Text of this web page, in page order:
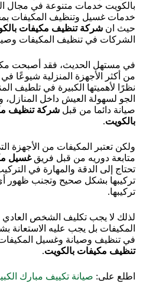
بالكويت خدمات متنوعة في مجال
خدمات غسيل وتنظيف المكيفات
حيث ان شركة تنظيف مكيفات
الشركات في تنظيف المكيفات
في مستهل الحديث، فقد أصبحت
من أكثر الأجهزة المنزلية شيوعًا في
نظرًا لأهميتها الكبيرة في تلطيف
الجو لسهولة العيش داخل المنازل،
صيانة دائما من قبل شركة تنظيف
بالكويت.
ولكن تعتبر المكيفات من الأجهزة
متابعة دوريه من قبل فريقغسيل
تحتاج إلى الدقة والمهارة في
تركيبها بشكل صحيح وتجنب ظهور
تركيبها.
لذلك لا يجب تكليف الشخص العادي
المكيفات بل يجب عليه
في تنظيف وصيانة وغسيل
تنظيف مكيفات بالكويت.
اطلع على: صيانة تكييف مبارك